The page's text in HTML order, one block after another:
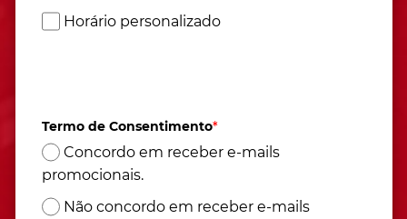
Horário personalizado
Termo de Consentimento*
Concordo em receber e-mails
promocionais.
Não concordo em receber e-mails